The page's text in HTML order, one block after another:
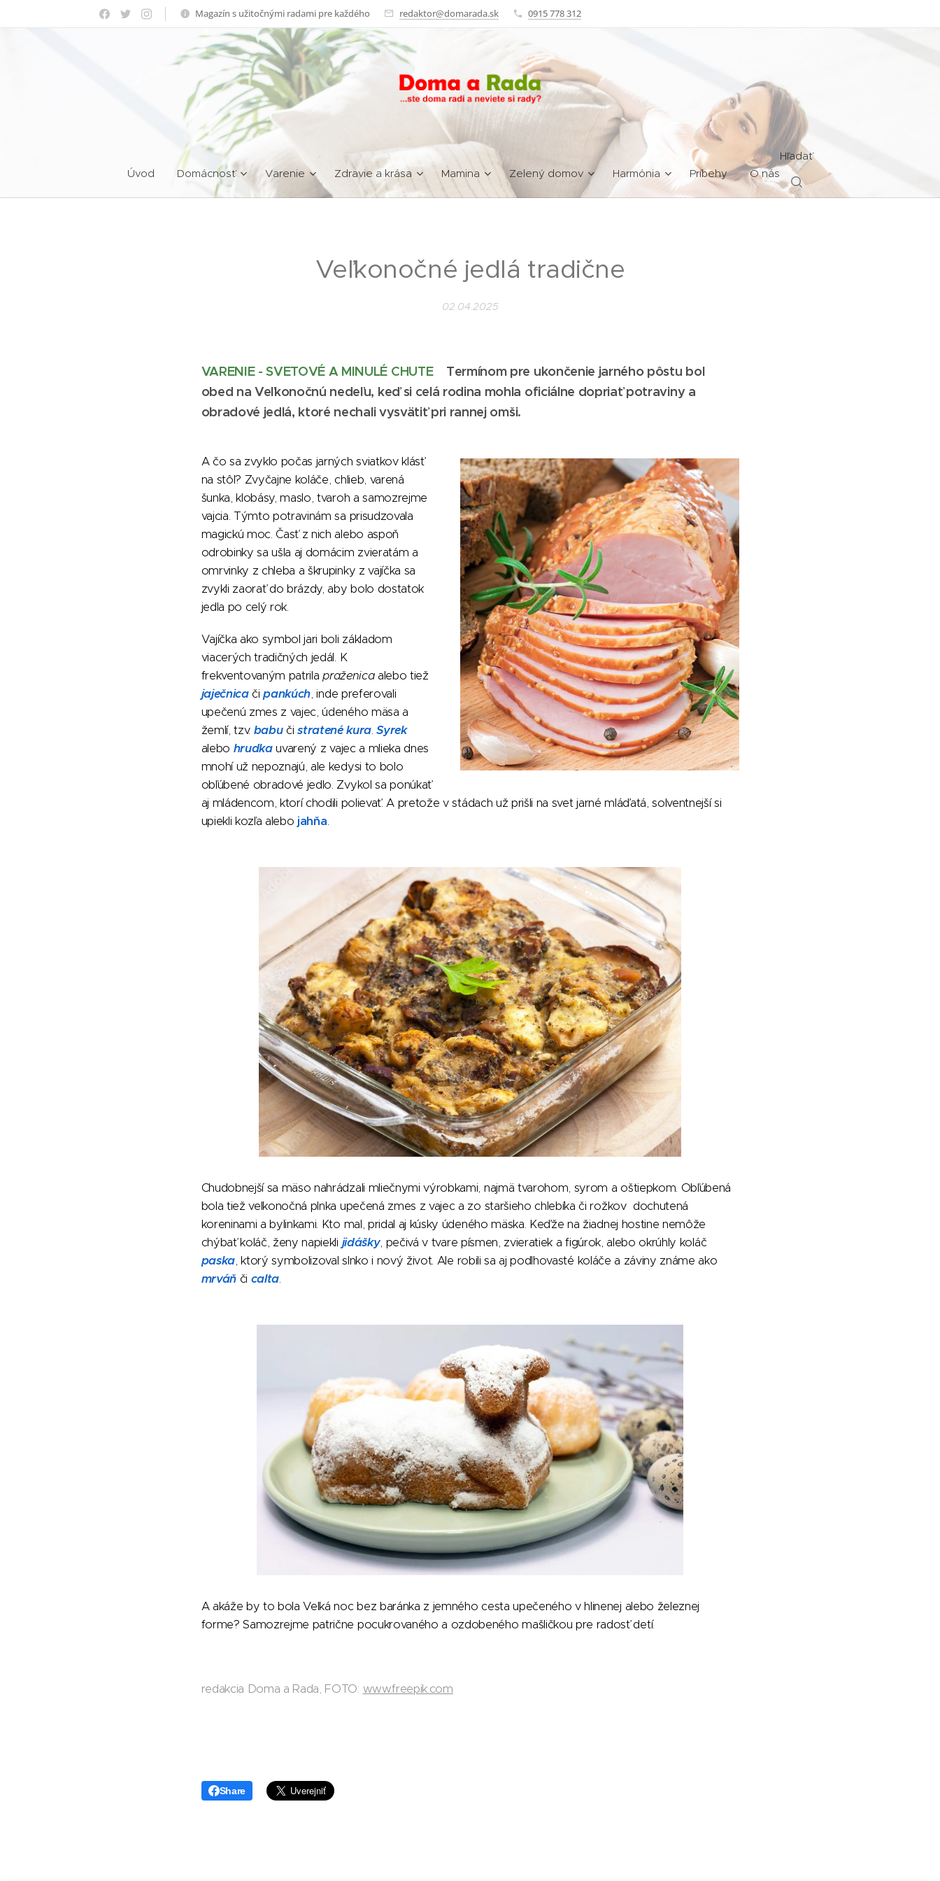
Magazín s užitočnými radami pre každého redaktor@domarada.sk 0915 778 312
Úvod Domácnosť Varenie Zdravie a krása Mamina Zelený domov Harmónia Príbehy O nás
Hľadať
Veľkonočné jedlá tradične
02.04.2025
VARENIE - SVETOVÉ A MINULÉ CHUTE
Termínom pre ukončenie jarného pôstu bol
obed na Veľkonočnú nedeľu, keď si celá rodina mohla oficiálne dopriať potraviny a
obradové jedlá, ktoré nechali vysvätiť pri rannej omši.
A čo sa zvyklo počas jarných sviatkov klásť
na stôl? Zvyčajne koláče, chlieb, varená
šunka, klobásy, maslo, tvaroh a samozrejme
vajcia. Týmto potravinám sa prisudzovala
magickú moc. Časť z nich alebo aspoň
odrobinky sa ušla aj domácim zvieratám a
omrvinky z chleba a škrupinky z vajíčka sa
zvykli zaorať do brázdy, aby bolo dostatok
jedla po celý rok.
Vajíčka ako symbol jari boli základom
viacerých tradičných jedál. K
frekventovaným patrilapraženicaalebo tiež
jaječnicačipankúch, inde preferovali
upečenú zmes z vajec, údeného mäsa a
žemlí, tzv. babučistratené kura. Syrek
alebo hrudkauvarený z vajec a mlieka dnes
mnohí už nepoznajú, ale kedysi to bolo
obľúbené obradové jedlo. Zvykol sa ponúkať
aj mládencom, ktorí chodili polievať. A pretože v stádach už prišli na svet jarné mláďatá, solventnejší si
upiekli kozľa alebo jahňa.
Chudobnejší sa mäso nahrádzali mliečnymi výrobkami, najmä tvarohom, syrom a oštiepkom. Obľúbená
bola tiež veľkonočná plnka upečená zmes z vajec a zo staršieho chlebíka či rožkov dochutená
koreninami a bylinkami. Kto mal, pridal aj kúsky údeného mäska. Keďže na žiadnej hostine nemôže
chýbať koláč, ženy napiekli jidášky, pečivá v tvare písmen, zvieratiek a figúrok, alebo okrúhly koláč
paska, ktorý symbolizoval slnko i nový život. Ale robili sa aj podlhovasté koláče a záviny známe ako
mrváňči calta.
A akáže by to bola Veľká noc bez baránka z jemného cesta upečeného v hlinenej alebo železnej
forme? Samozrejme patrične pocukrovaného a ozdobeného mašličkou pre radosť detí.
redakcia Doma a Rada, FOTO: www.freepik.com
Share